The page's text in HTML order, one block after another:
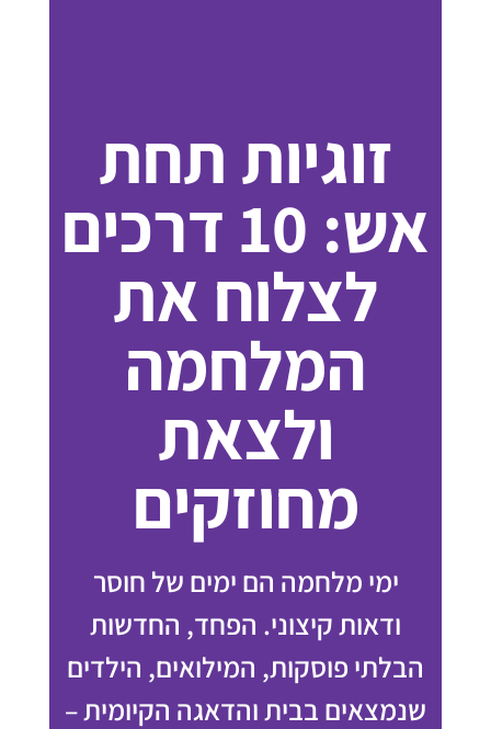
זוגיות תחת
אש: 10 דרכים
לצלוח את
המלחמה
ולצאת
מחוזקים
ימי מלחמה הם ימים של חוסר
ודאות קיצוני. הפחד, החדשות
הבלתי פוסקות, המילואים, הילדים
שנמצאים בבית והדאגה הקיומית –